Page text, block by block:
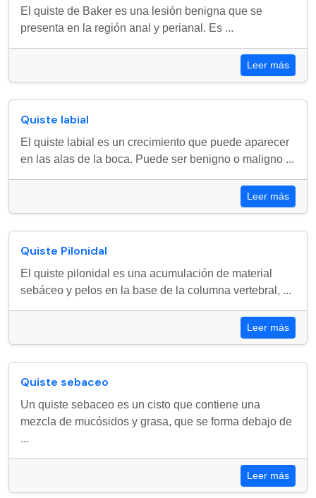
El quiste de Baker es una lesión benigna que se
presenta en la región anal y perianal. Es ...
Leer más
Quiste labial
El quiste labial es un crecimiento que puede aparecer
en las alas de la boca. Puede ser benigno o maligno ...
Leer más
Quiste Pilonidal
El quiste pilonidal es una acumulación de material
sebáceo y pelos en la base de la columna vertebral, ...
Leer más
Quiste sebaceo
Un quiste sebaceo es un cisto que contiene una
mezcla de mucósidos y grasa, que se forma debajo de
...
Leer más